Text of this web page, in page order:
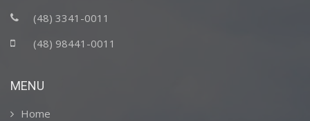
(48) 3341-0011
(48) 98441-0011
MENU
Home